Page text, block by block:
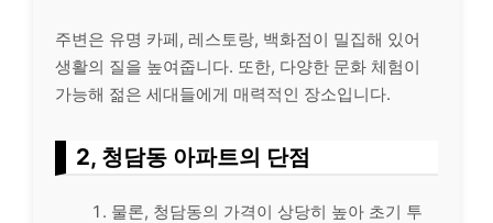
주변은 유명 카페, 레스토랑, 백화점이 밀집해 있어
생활의 질을 높여줍니다. 또한, 다양한 문화 체험이
가능해 젊은 세대들에게 매력적인 장소입니다.
2, 청담동 아파트의 단점
물론, 청담동의 가격이 상당히 높아 초기 투